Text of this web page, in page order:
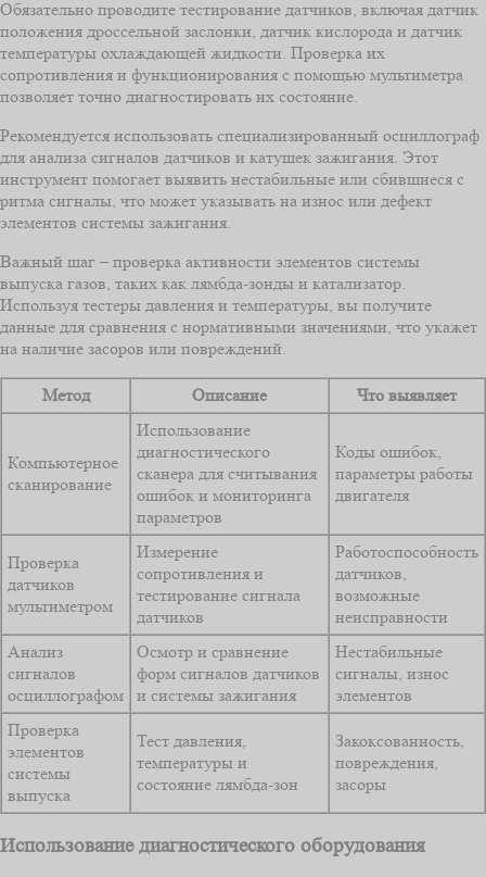
Обязательно проводите тестирование датчиков, включая датчик
положения дроссельной заслонки, датчик кислорода и датчик
температуры охлаждающей жидкости. Проверка их
сопротивления и функционирования с помощью мультиметра
позволяет точно диагностировать их состояние.
Рекомендуется использовать специализированный осциллограф
для анализа сигналов датчиков и катушек зажигания. Этот
инструмент помогает выявить нестабильные или сбившиеся с
ритма сигналы, что может указывать на износ или дефект
элементов системы зажигания.
Важный шаг – проверка активности элементов системы
выпуска газов, таких как лямбда-зонды и катализатор.
Используя тестеры давления и температуры, вы получите
данные для сравнения с нормативными значениями, что укажет
на наличие засоров или повреждений.
Метод Описание Что выявляет
Компьютерное
сканирование
Использование
диагностического
сканера для считывания
ошибок и мониторинга
параметров
Коды ошибок,
параметры работы
двигателя
Проверка
датчиков
мультиметром
Измерение
сопротивления и
тестирование сигнала
датчиков
Работоспособность
датчиков,
возможные
неисправности
Анализ
сигналов
осциллографом
Осмотр и сравнение
форм сигналов датчиков
и системы зажигания
Нестабильные
сигналы, износ
элементов
Проверка
элементов
системы
выпуска
Тест давления,
температуры и
состояние лямбда-зон
Закоксованность,
повреждения,
засоры
Использование диагностического оборудования